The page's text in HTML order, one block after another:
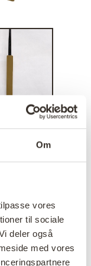
Om
vores
til sociale
deler også
med vores